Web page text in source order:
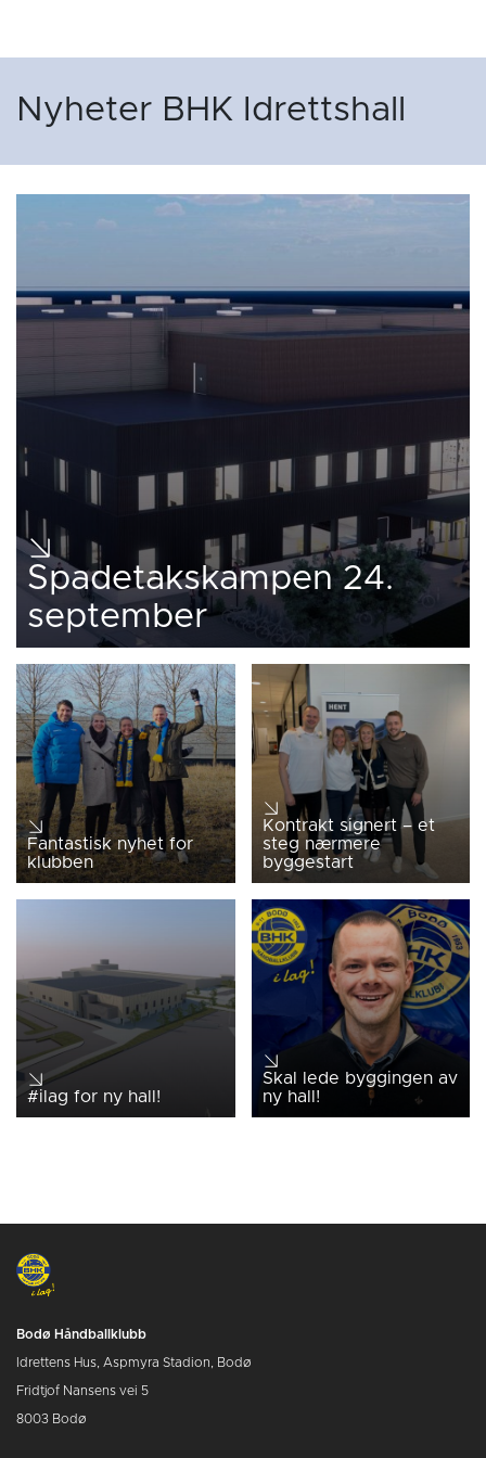
Nyheter BHK Idrettshall
Spadetakskampen 24.
september
Fantastisk nyhet for
klubben
Kontrakt signert – et
steg nærmere
byggestart
#ilag for ny hall!
Skal lede byggingen av
ny hall!
Bodø Håndballklubb
Idrettens Hus, Aspmyra Stadion, Bodø
Fridtjof Nansens vei 5
8003 Bodø